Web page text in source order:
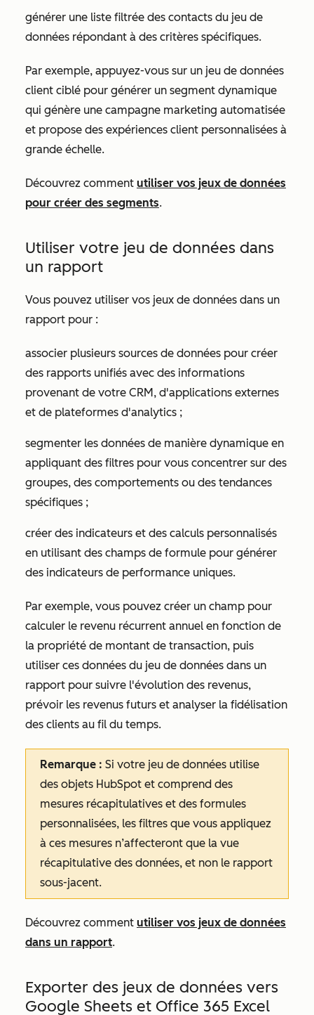
générer une liste filtrée des contacts du jeu de
données répondant à des critères spécifiques.
Par exemple, appuyez-vous sur un jeu de données
client ciblé pour générer un segment dynamique
qui génère une campagne marketing automatisée
et propose des expériences client personnalisées à
grande échelle.
Découvrez comment utiliser vos jeux de données
pour créer des segments.
Utiliser votre jeu de données dans
un rapport
Vous pouvez utiliser vos jeux de données dans un
rapport pour :
associer plusieurs sources de données pour créer
des rapports unifiés avec des informations
provenant de votre CRM, d'applications externes
et de plateformes d'analytics ;
segmenter les données de manière dynamique en
appliquant des filtres pour vous concentrer sur des
groupes, des comportements ou des tendances
spécifiques ;
créer des indicateurs et des calculs personnalisés
en utilisant des champs de formule pour générer
des indicateurs de performance uniques.
Par exemple, vous pouvez créer un champ pour
calculer le revenu récurrent annuel en fonction de
la propriété de montant de transaction, puis
utiliser ces données du jeu de données dans un
rapport pour suivre l'évolution des revenus,
prévoir les revenus futurs et analyser la fidélisation
des clients au fil du temps.
Remarque : Si votre jeu de données utilise
des objets HubSpot et comprend des
mesures récapitulatives et des formules
personnalisées, les filtres que vous appliquez
à ces mesures n’affecteront que la vue
récapitulative des données, et non le rapport
sous-jacent.
Découvrez comment utiliser vos jeux de données
dans un rapport.
Exporter des jeux de données vers
Google Sheets et Office 365 Excel